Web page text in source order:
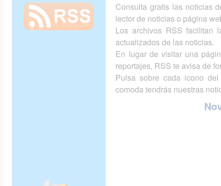
Consulta gratis las noticias
lector de noticias o página
Los archivos RSS facilitan
actualizados de las noticias.
En lugar de visitar una
reportajes, RSS te avisa de
Pulsa sobre cada icono
comoda tendrás nuestras